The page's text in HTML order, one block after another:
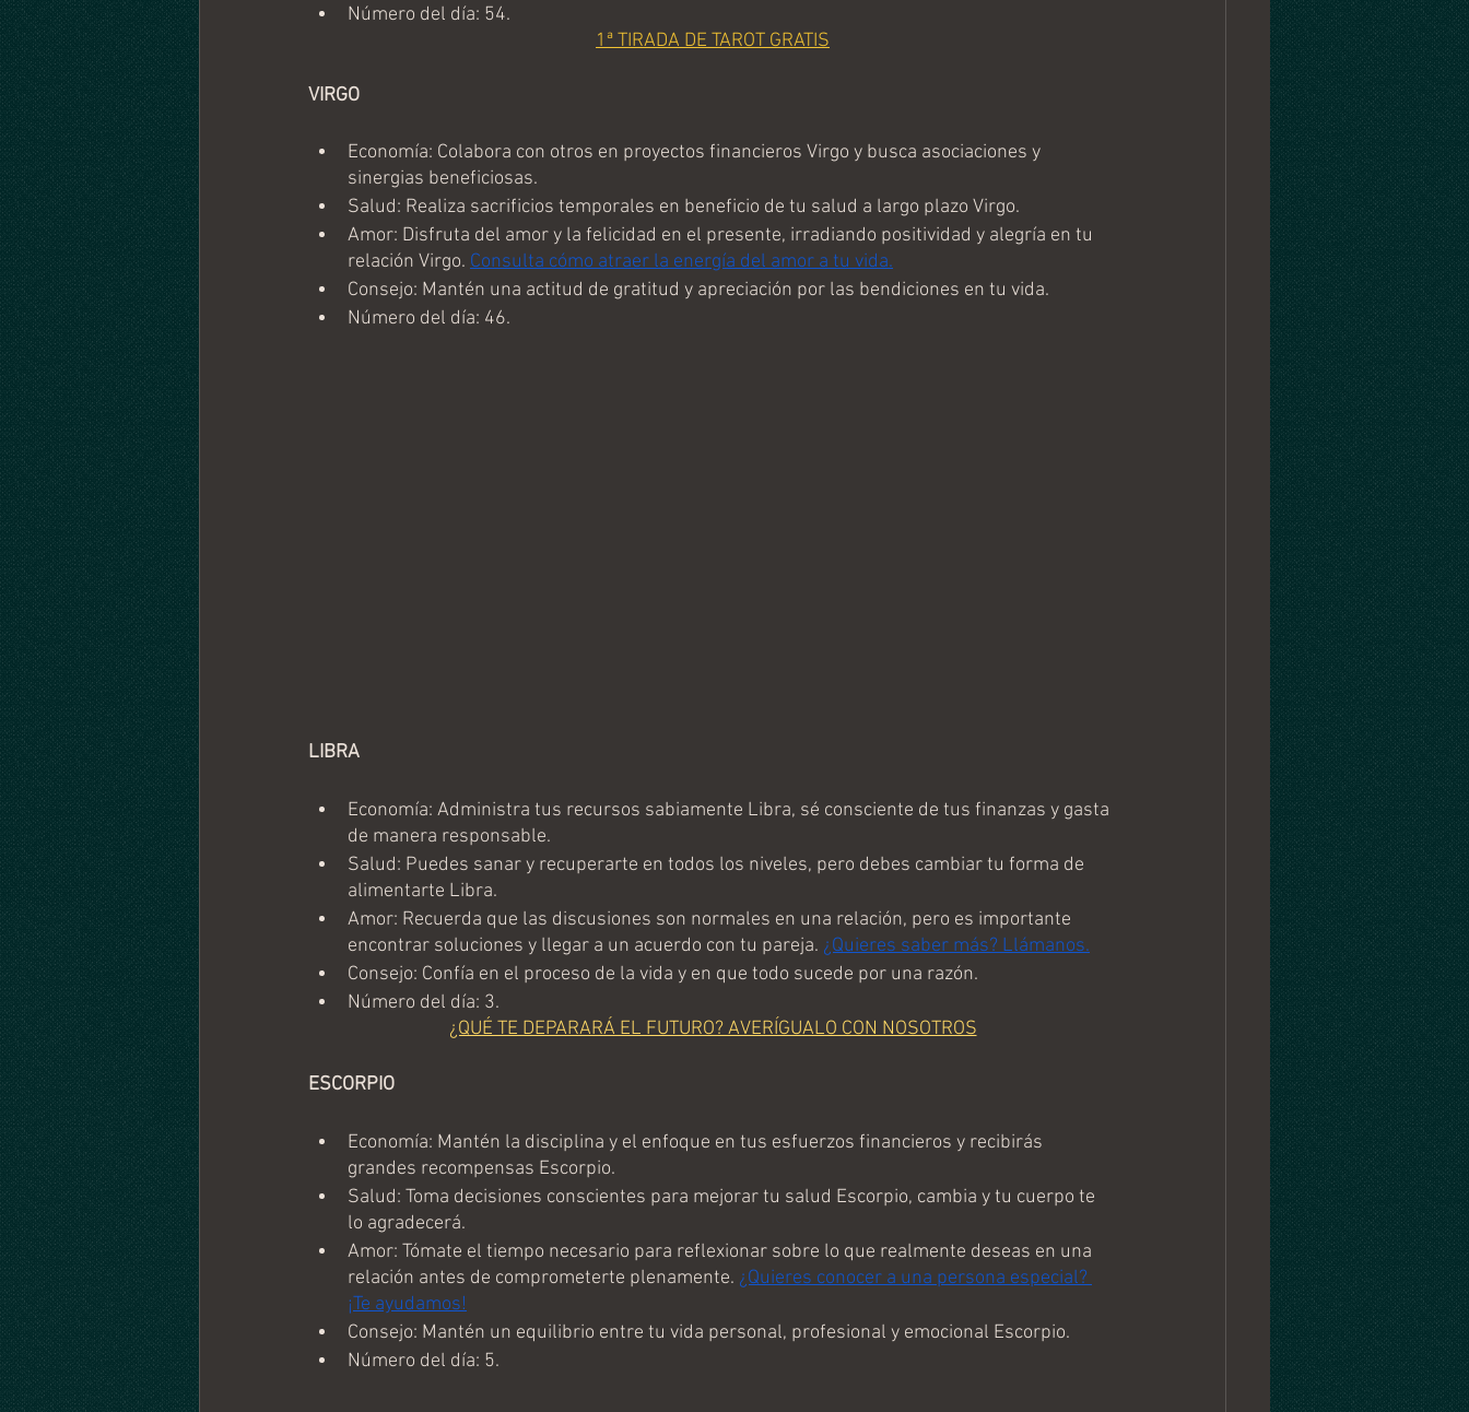
Número del día: 54.
1ª TIRADA DE TAROT GRATIS
VIRGO
Economía: Colabora con otros en proyectos financieros Virgo y busca asociaciones y
sinergias beneficiosas.
Salud: Realiza sacrificios temporales en beneficio de tu salud a largo plazo Virgo.
Amor: Disfruta del amor y la felicidad en el presente, irradiando positividad y alegría en tu
relación Virgo. Consulta cómo atraer la energía del amor a tu vida.
Consejo: Mantén una actitud de gratitud y apreciación por las bendiciones en tu vida.
Número del día: 46.
LIBRA
Economía: Administra tus recursos sabiamente Libra, sé consciente de tus finanzas y gasta
de manera responsable.
Salud: Puedes sanar y recuperarte en todos los niveles, pero debes cambiar tu forma de
alimentarte Libra.
Amor: Recuerda que las discusiones son normales en una relación, pero es importante
encontrar soluciones y llegar a un acuerdo con tu pareja. ¿Quieres saber más? Llámanos.
Consejo: Confía en el proceso de la vida y en que todo sucede por una razón.
Número del día: 3.
¿QUÉ TE DEPARARÁ EL FUTURO? AVERÍGUALO CON NOSOTROS
ESCORPIO
Economía: Mantén la disciplina y el enfoque en tus esfuerzos financieros y recibirás
grandes recompensas Escorpio.
Salud: Toma decisiones conscientes para mejorar tu salud Escorpio, cambia y tu cuerpo te
lo agradecerá.
Amor: Tómate el tiempo necesario para reflexionar sobre lo que realmente deseas en una
relación antes de comprometerte plenamente. ¿Quieres conocer a una persona especial?
¡Te ayudamos!
Consejo: Mantén un equilibrio entre tu vida personal, profesional y emocional Escorpio.
Número del día: 5.